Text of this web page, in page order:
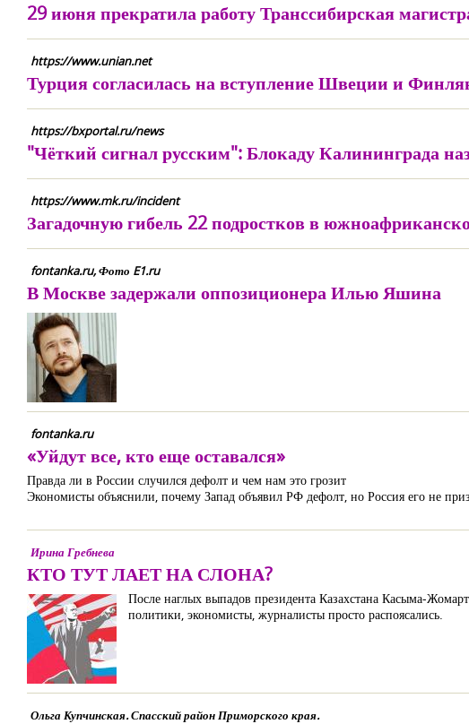
29 июня прекратила работу Транссибирская
https://www.unian.net
Турция согласилась на вступление Швеции и
https://bxportal.ru/news
"Чёткий сигнал русским": Блокаду Калининграда
https://www.mk.ru/incident
Загадочную гибель 22 подростков в
fontanka.ru, Фото E1.ru
В Москве задержали оппозиционера Илью Яшина
fontanka.ru
«Уйдут все, кто еще оставался»
Правда ли в России случился дефолт и чем нам это грозит
Экономисты объяснили, почему Запад объявил РФ дефолт, но Россия его не
Ирина Гребнева
КТО ТУТ ЛАЕТ НА СЛОНА?
После наглых выпадов президента Казахстана Касыма-
политики, экономисты, журналисты просто распоясались.
Ольга Купчинская. Спасский район Приморского края.